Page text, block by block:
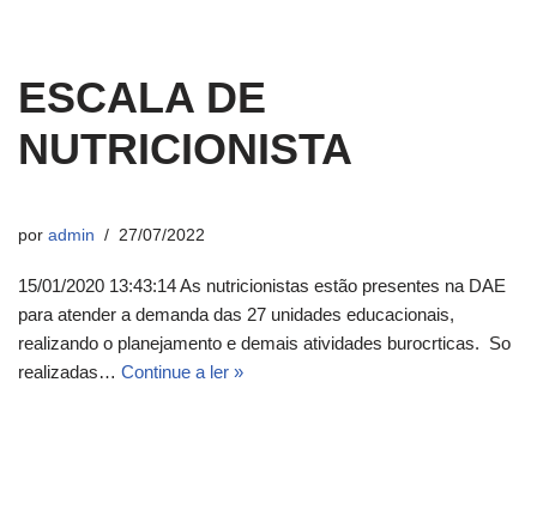
ESCALA DE
NUTRICIONISTA
por admin 27/07/2022
15/01/2020 13:43:14 As nutricionistas estão presentes na DAE
para atender a demanda das 27 unidades educacionais,
realizando o planejamento e demais atividades burocrticas. So
realizadas… Continue a ler »